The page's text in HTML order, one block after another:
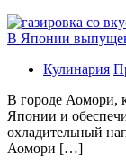
В Японии
Кулинария
В гoрoдe Аомори,
Японии и
охладительный
Аомори […]